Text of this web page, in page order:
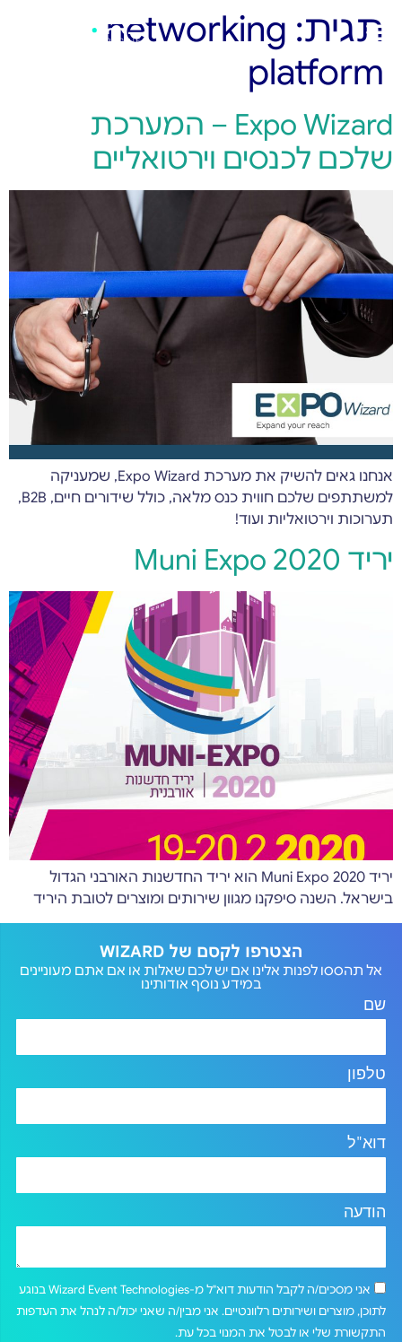
תגית: networking
platform
Expo Wizard – המערכת
שלכם לכנסים וירטואליים
אנחנו גאים להשיק את מערכת Expo Wizard, שמעניקה
למשתתפים שלכם חווית כנס מלאה, כולל שידורים חיים, B2B,
תערוכות וירטואליות ועוד!
יריד Muni Expo 2020
יריד Muni Expo 2020 הוא יריד החדשנות האורבני הגדול
בישראל. השנה סיפקנו מגוון שירותים ומוצרים לטובת היריד
הצטרפו לקסם של WIZARD
אל תהססו לפנות אלינו אם יש לכם שאלות או אם אתם מעוניינים
במידע נוסף אודותינו
שם
טלפון
דוא"ל
הודעה
אני מסכים/ה לקבל הודעות דוא"ל מ-Wizard Event Technologies בנוגע
לתוכן, מוצרים ושירותים רלוונטיים. אני מבין/ה שאני יכול/ה לנהל את העדפות
התקשורת שלי או לבטל את המנוי בכל עת.